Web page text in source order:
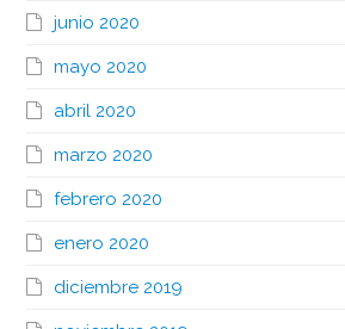
junio 2020
mayo 2020
abril 2020
marzo 2020
febrero 2020
enero 2020
diciembre 2019